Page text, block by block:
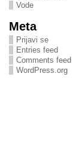
Vode
Meta
Prijavi se
Entries feed
Comments feed
WordPress.org